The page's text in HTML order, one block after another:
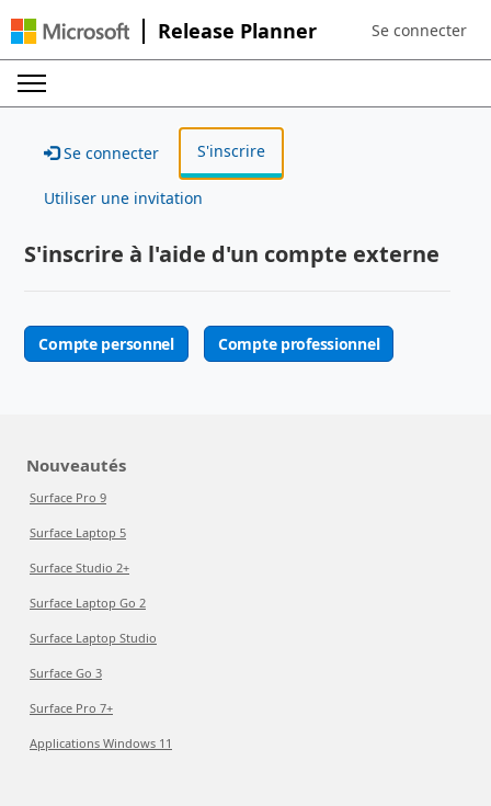
Release Planner Sign in to your
Se connecter
Se connecter S'inscrire
Utiliser une invitation
S'inscrire à l'aide d'un compte externe
Compte personnel Compte professionnel
Nouveautés
Surface Pro 9
Surface Laptop 5
Surface Studio 2+
Surface Laptop Go 2
Surface Laptop Studio
Surface Go 3
Surface Pro 7+
Applications Windows 11